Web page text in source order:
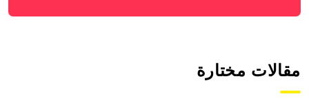
مقالات مختارة